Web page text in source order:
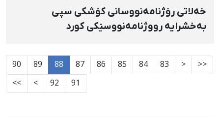
خەلاتی رۆژنامەنووسانی كۆشكی سپی
بەخشرایە رووژنامەنووسێكی كورد
<<
<
83
84
85
86
87
88
89
90
91
92
>
>>